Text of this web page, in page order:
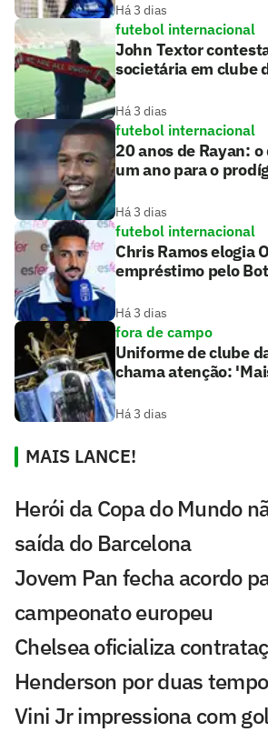
Há 3 dias
futebol internacional
John Textor
societária em clube
Há 3 dias
futebol internacional
20 anos de Rayan:
um ano para o
Há 3 dias
futebol internacional
Chris Ramos elogia
empréstimo pelo
Há 3 dias
fora de campo
Uniforme de clube
chama atenção:
Há 3 dias
MAIS LANCE!
Herói da Copa do Mundo
saída do Barcelona
Jovem Pan fecha acordo
campeonato europeu
Chelsea oficializa
Henderson por duas
Vini Jr impressiona com